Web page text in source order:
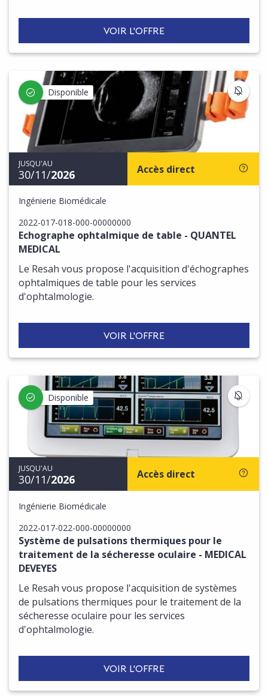
VOIR L'OFFRE
Disponible
JUSQU'AU
30/11/2026 Accès direct
Ingénierie Biomédicale
2022-017-018-000-00000000
Echographe ophtalmique de table - QUANTEL
MEDICAL
Le Resah vous propose l'acquisition d'échographes
ophtalmiques de table pour les services
d'ophtalmologie.
VOIR L'OFFRE
Disponible
JUSQU'AU
30/11/2026 Accès direct
Ingénierie Biomédicale
2022-017-022-000-00000000
Système de pulsations thermiques pour le
traitement de la sécheresse oculaire - MEDICAL
DEVEYES
Le Resah vous propose l'acquisition de systèmes
de pulsations thermiques pour le traitement de la
sécheresse oculaire pour les services
d'ophtalmologie.
VOIR L'OFFRE